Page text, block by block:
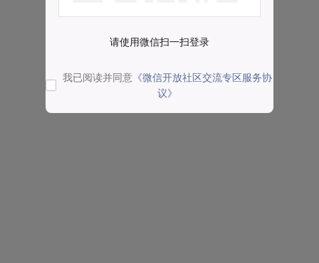
请使用微信扫一扫登录
我已阅读并同意 《微信开放社区交流专区服务协
议》